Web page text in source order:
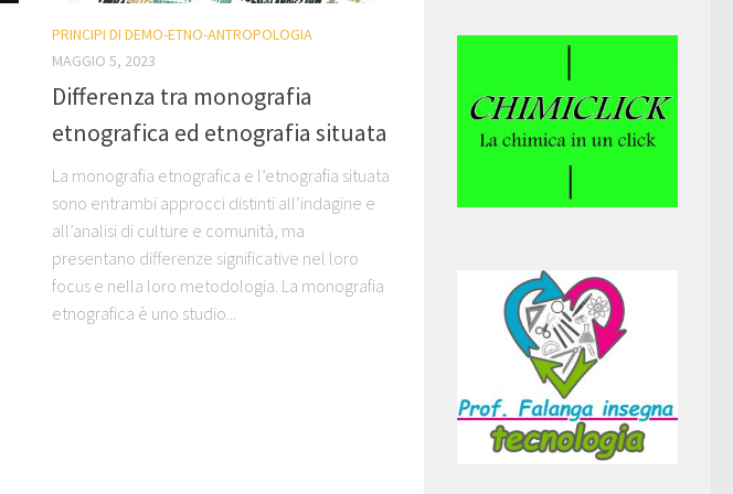
PRINCIPI DI DEMO-ETNO-ANTROPOLOGIA
MAGGIO 5, 2023
Differenza tra monografia
etnografica ed etnografia situata
La monografia etnografica e l’etnografia situata
sono entrambi approcci distinti all’indagine e
all’analisi di culture e comunità, ma
presentano differenze significative nel loro
focus e nella loro metodologia. La monografia
etnografica è uno studio...